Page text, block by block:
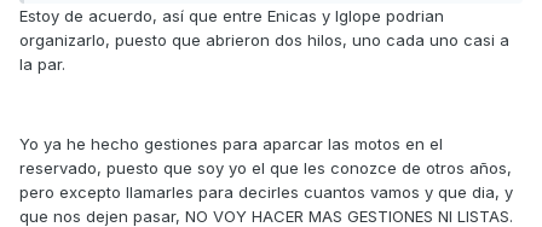
Estoy de acuerdo, así que entre Enicas y Iglope podrian
organizarlo, puesto que abrieron dos hilos, uno cada uno casi a
la par.
Yo ya he hecho gestiones para aparcar las motos en el
reservado, puesto que soy yo el que les conozce de otros años,
pero excepto llamarles para decirles cuantos vamos y que dia, y
que nos dejen pasar, NO VOY HACER MAS GESTIONES NI LISTAS.